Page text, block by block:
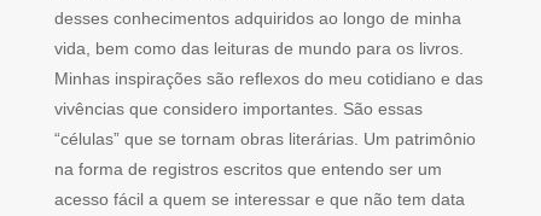
desses conhecimentos adquiridos ao longo de minha
vida, bem como das leituras de mundo para os livros.
Minhas inspirações são reflexos do meu cotidiano e das
vivências que considero importantes. São essas
“células” que se tornam obras literárias. Um patrimônio
na forma de registros escritos que entendo ser um
acesso fácil a quem se interessar e que não tem data